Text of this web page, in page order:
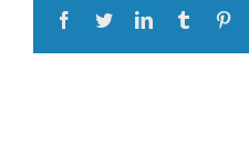
Facebook
TwitterLinkedInTumblr